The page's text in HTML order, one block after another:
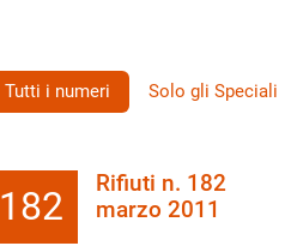
Tutti i numeri Solo gli Speciali
182
Rifiuti n. 182
marzo 2011